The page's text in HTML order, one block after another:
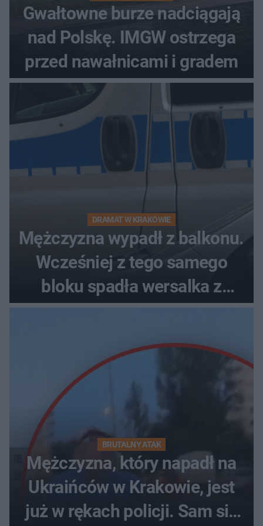
Gwałtowne burze nadciągają
nad Polskę. IMGW ostrzega
przed nawałnicami i gradem
DRAMAT W KRAKOWIE
Mężczyzna wypadł z balkonu.
Wcześniej z tego samego
bloku spadła wersalka z
pościelą
BRUTALNY ATAK
Mężczyzna, który napadł na
Ukraińców w Krakowie, jest
już w rękach policji. Sam się